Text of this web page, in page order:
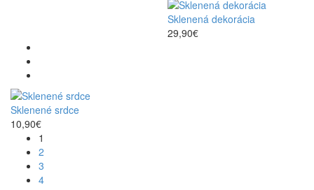
Sklenená dekorácia
29,90€
Sklenené srdce
10,90€
1
2
3
4